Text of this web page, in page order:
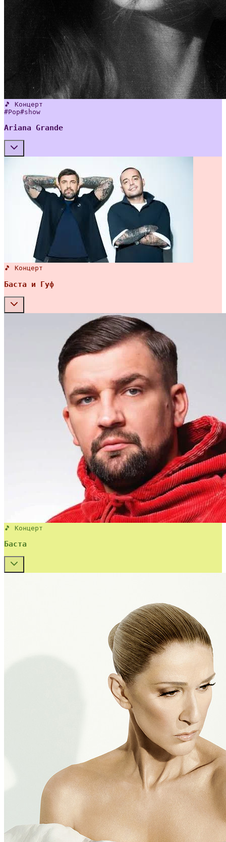
🎵 Концерт
#Pop#show
Ariana Grande
🎵 Концерт
Баста и Гуф
🎵 Концерт
Баста